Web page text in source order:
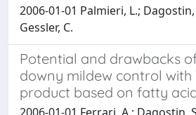
2006-01-01 Palmieri, L.;
Gessler, C.
Potential and drawbacks
downy mildew control with
product based on fatty